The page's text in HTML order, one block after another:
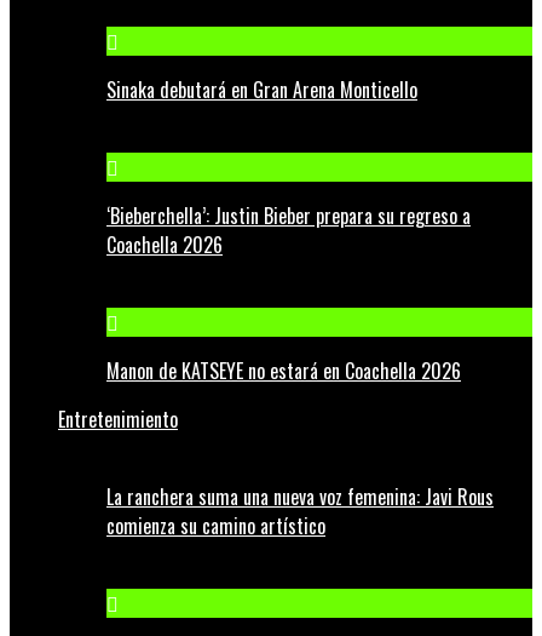
Sinaka debutará en Gran Arena Monticello
‘Bieberchella’: Justin Bieber prepara su regreso a
Coachella 2026
Manon de KATSEYE no estará en Coachella 2026
Entretenimiento
La ranchera suma una nueva voz femenina: Javi Rous
comienza su camino artístico